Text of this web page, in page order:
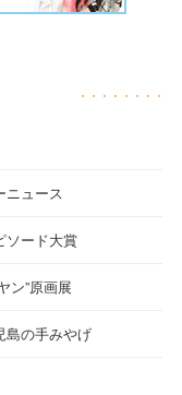
ニュース
ソード大賞
ン”原画展
島の手みやげ